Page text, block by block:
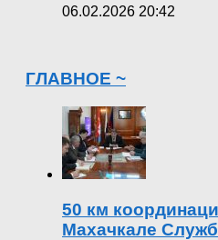
06.02.2026 20:42
ГЛАВНОЕ ~
50 км
Махачкале